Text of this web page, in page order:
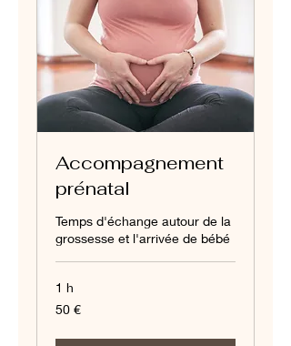
Accompagnement
prénatal
Temps d'échange autour de la
grossesse et l'arrivée de bébé
1 h
50
euros
50 €